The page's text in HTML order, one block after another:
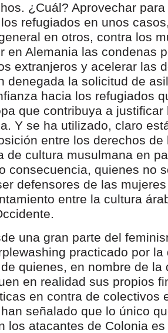
¿Cuál? Aprovechar
refugiados en unos
en otros, contra los
en Alemania las condenas
extranjeros y acelerar las
denegada la solicitud de
hacia los refugiados
que contribuya a justificar
Y se ha utilizado, claro
entre los derechos
de cultura musulmana en
consecuencia, quienes no
defensores de las
entre la cultura
una gran parte del
practicado por la
de quienes, en nombre de la
en realidad sus propios
en contra de colectivos
señalado que lo único
los atacantes de Colonia